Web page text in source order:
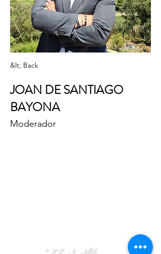
&lt; Back
JOAN DE SANTIAGO
BAYONA
Moderador